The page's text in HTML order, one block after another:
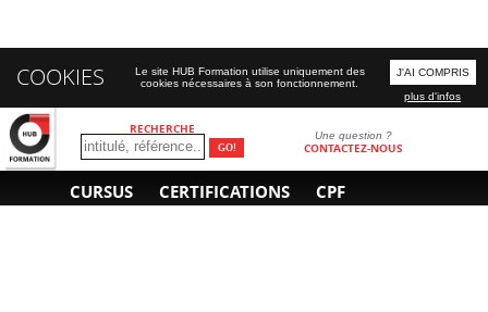
RECHERCHE Une question ?
CONTACTEZ-NOUS
CURSUS CERTIFICATIONS CPF
COOKIES
Le site HUB Formation utilise uniquement des
cookies nécessaires à son fonctionnement.
J'AI COMPRIS
plus d'infos